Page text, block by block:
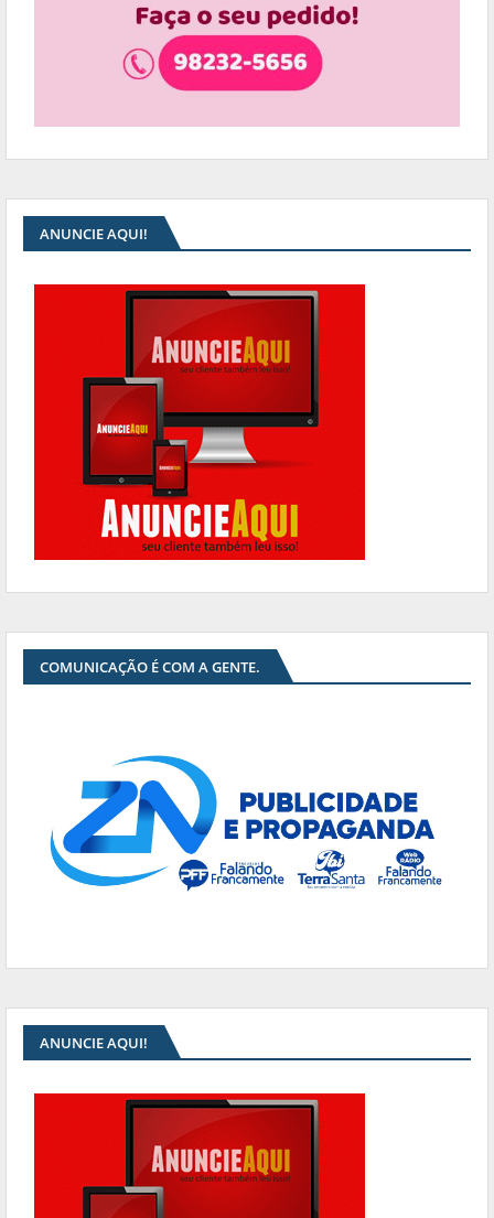
ANUNCIE AQUI!
COMUNICAÇÃO É COM A GENTE.
ANUNCIE AQUI!